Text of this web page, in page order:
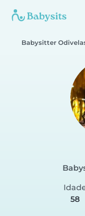
Babysitter
58